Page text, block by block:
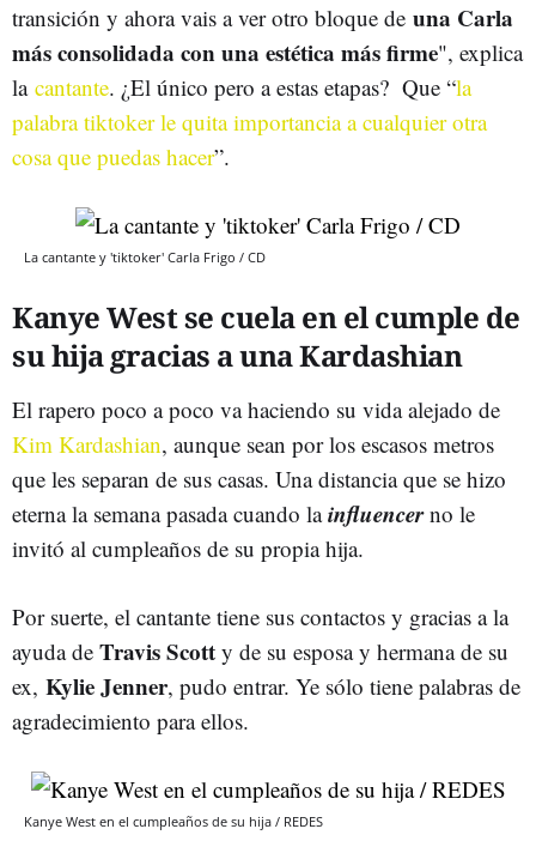
transición y ahora vais a ver otro bloque de una Carla
más consolidada con una estética más firme", explica
la cantante. ¿El único pero a estas etapas? Que “la
palabra tiktoker le quita importancia a cualquier otra
cosa que puedas hacer”.
La cantante y 'tiktoker' Carla Frigo / CD
Kanye West se cuela en el cumple de
su hija gracias a una Kardashian
El rapero poco a poco va haciendo su vida alejado de
Kim Kardashian, aunque sean por los escasos metros
que les separan de sus casas. Una distancia que se hizo
eterna la semana pasada cuando lainfluencerno le
invitó al cumpleaños de su propia hija.
Por suerte, el cantante tiene sus contactos y gracias a la
ayuda de Travis Scott y de su esposa y hermana de su
ex, Kylie Jenner, pudo entrar. Ye sólo tiene palabras de
agradecimiento para ellos.
Kanye West en el cumpleaños de su hija / REDES